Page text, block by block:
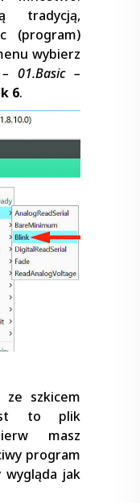
tradycją,
(program)
wybierz
01.Basic –
6.
szkicem
to plik
masz
program
jak